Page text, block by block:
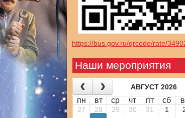
https://bus.gov.ru/qrcode/rate/
Наши мероприятия
АВГУСТ 2026
пн вт ср чт пт сб
27 28 29 30 31 1